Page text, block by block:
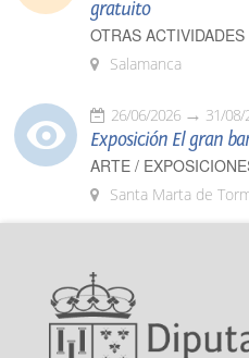
gratuito
OTRAS ACTIVIDADES
Salamanca
26/06/2026 31/08/
Exposición El gran
ARTE /
Santa Marta de